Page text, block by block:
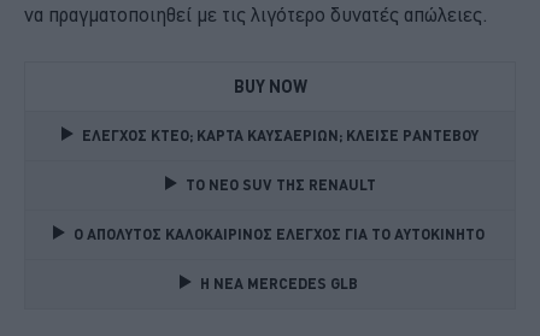
να πραγματοποιηθεί με τις λιγότερο δυνατές απώλειες.
BUY NOW
ΕΛΕΓΧΟΣ ΚΤΕΟ; ΚΑΡΤΑ ΚΑΥΣΑΕΡΙΩΝ; ΚΛΕΙΣΕ ΡΑΝΤΕΒΟΥ
TO NEO SUV ΤΗΣ RENAULT
Ο ΑΠΟΛΥΤΟΣ ΚΑΛΟΚΑΙΡΙΝΟΣ ΕΛΕΓΧΟΣ ΓΙΑ ΤΟ ΑΥΤΟΚΙΝΗΤΟ
Η ΝΕΑ MERCEDES GLB